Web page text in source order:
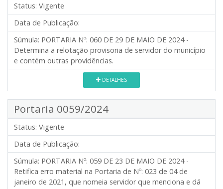
Status: Vigente
Data de Publicação:
Súmula: PORTARIA Nº: 060 DE 29 DE MAIO DE 2024 -
Determina a relotação provisoria de servidor do município
e contém outras providências.
DETALHES
Portaria 0059/2024
Status: Vigente
Data de Publicação:
Súmula: PORTARIA Nº: 059 DE 23 DE MAIO DE 2024 -
Retifica erro material na Portaria de Nº: 023 de 04 de
janeiro de 2021, que nomeia servidor que menciona e dá